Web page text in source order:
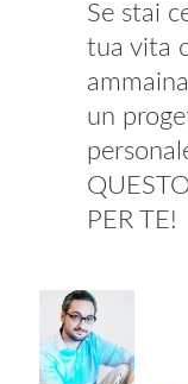
Se stai
tua vita
un
PER TE!